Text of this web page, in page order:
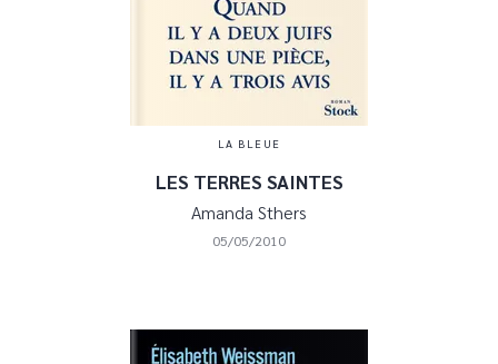
LA BLEUE
LES TERRES SAINTES
Amanda Sthers
05/05/2010